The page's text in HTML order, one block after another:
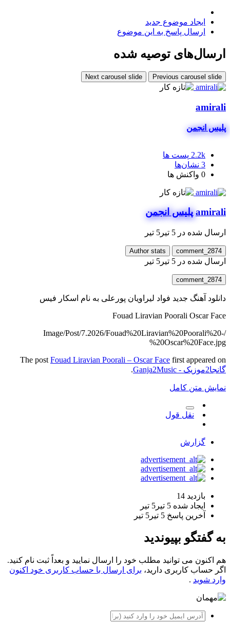
ایجاد موضوع جدید
ارسال پاسخ به این موضوع
ارسال‌های توصیه شده
Previous carousel slide
Next carousel slide
amirali
پلیس انجمن
2.2k پست ها
3 نشان‌ها
0 واکنش ها
amirali پلیس انجمن
ارسال شده در 5 تیر 5 تیر
comment_2874
Author stats
ارسال شده در 5 تیر 5 تیر
comment_2874
دانلود آهنگ جدید فواد لیراویان پورعلی به نام اسکار فیس
Fouad Liravian Poorali Oscar Face
/Image/Post/7.2026/Fouad%20Liravian%20Poorali%20-
%20Oscar%20Face.jpg
The post Fouad Liravian Poorali – Oscar Face first appeared on
گانجا2موزیک - Ganja2Music
.
نمایش متن کامل
نقل قول
گزارش
بازدید 14
ایجاد شده 5 تیر
5 تیر
آخرین پاسخ 5 تیر 5 تیر
به گفتگو بپیوندید
هم اکنون می توانید مطلب خود را ارسال نمایید و بعداً ثبت نام کنید.
اگر حساب کاربری دارید، برای ارسال با حساب کاربری خود اکنون
وارد شوید .